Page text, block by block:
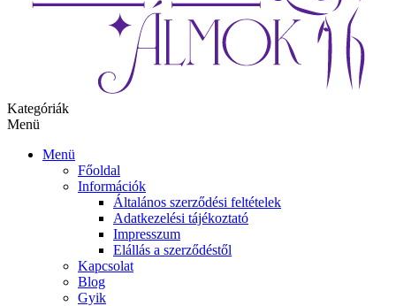
Kategóriák
Menü
Menü
Főoldal
Információk
Általános szerződési feltételek
Adatkezelési tájékoztató
Impresszum
Elállás a szerződéstől
Kapcsolat
Blog
Gyik